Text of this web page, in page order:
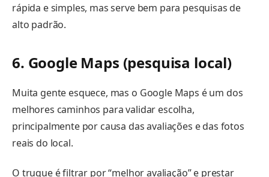
rápida e simples, mas serve bem para pesquisas de
alto padrão.
6. Google Maps (pesquisa local)
Muita gente esquece, mas o Google Maps é um dos
melhores caminhos para validar escolha,
principalmente por causa das avaliações e das fotos
reais do local.
O truque é filtrar por “melhor avaliação” e prestar